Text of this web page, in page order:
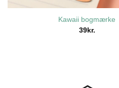
Kawaii bogmærke
39kr.